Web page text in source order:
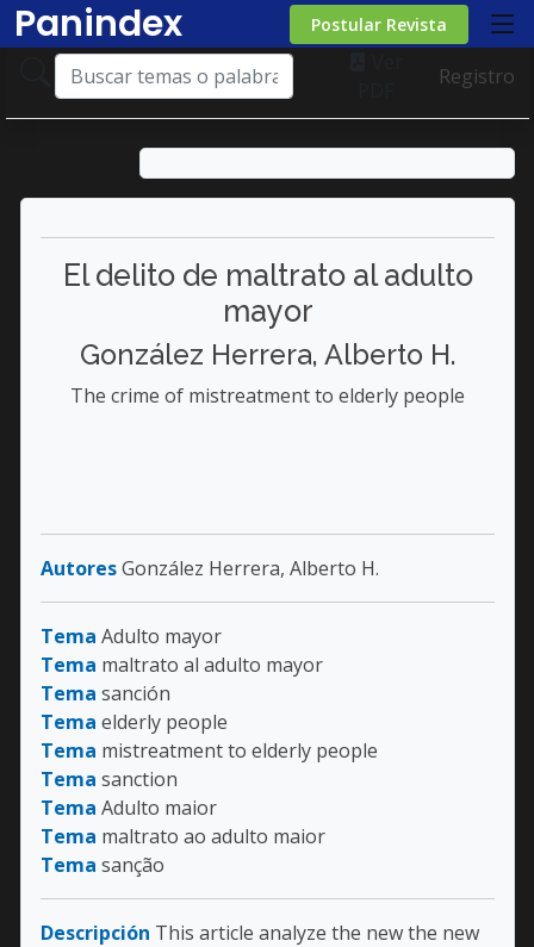
Panindex Postular Revista
Registro
El delito de maltrato al adulto
mayor
González Herrera, Alberto H.
The crime of mistreatment to elderly people
AutoresGonzález Herrera, Alberto H.
Tema Adulto mayor
Tema maltrato al adulto mayor
Tema sanción
Tema elderly people
Tema mistreatment to elderly people
Tema sanction
Tema Adulto maior
Tema maltrato ao adulto maior
Tema sanção
Descripción This article analyze the new the new